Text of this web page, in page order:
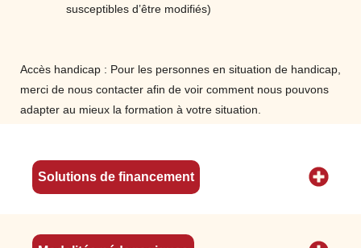
susceptibles d’être modifiés)
Accès handicap : Pour les personnes en situation de handicap,
merci de nous contacter afin de voir comment nous pouvons
adapter au mieux la formation à votre situation.
Solutions de financement